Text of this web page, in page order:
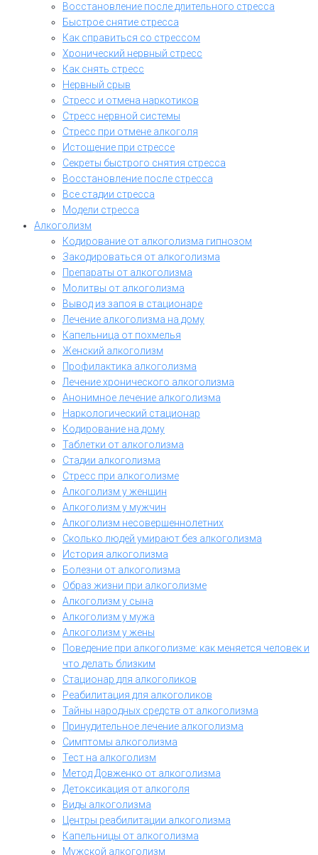
Восстановление после длительного стресса
Быстрое снятие стресса
Как справиться со стрессом
Хронический нервный стресс
Как снять стресс
Нервный срыв
Стресс и отмена наркотиков
Стресс нервной системы
Стресс при отмене алкоголя
Истощение при стрессе
Секреты быстрого снятия стресса
Восстановление после стресса
Все стадии стресса
Модели стресса
Алкоголизм
Кодирование от алкоголизма гипнозом
Закодироваться от алкоголизма
Препараты от алкоголизма
Молитвы от алкоголизма
Вывод из запоя в стационаре
Лечение алкоголизма на дому
Капельница от похмелья
Женский алкоголизм
Профилактика алкоголизма
Лечение хронического алкоголизма
Анонимное лечение алкоголизма
Наркологический стационар
Кодирование на дому
Таблетки от алкоголизма
Стадии алкоголизма
Стресс при алкоголизме
Алкоголизм у женщин
Алкоголизм у мужчин
Алкоголизм несовершеннолетних
Сколько людей умирают без алкоголизма
История алкоголизма
Болезни от алкоголизма
Образ жизни при алкоголизме
Алкоголизм у сына
Алкоголизм у мужа
Алкоголизм у жены
Поведение при алкоголизме: как меняется человек и
что делать близким
Стационар для алкоголиков
Реабилитация для алкоголиков
Тайны народных средств от алкоголизма
Принудительное лечение алкоголизма
Симптомы алкоголизма
Тест на алкоголизм
Метод Довженко от алкоголизма
Детоксикация от алкоголя
Виды алкоголизма
Центры реабилитации алкоголизма
Капельницы от алкоголизма
Мужской алкоголизм